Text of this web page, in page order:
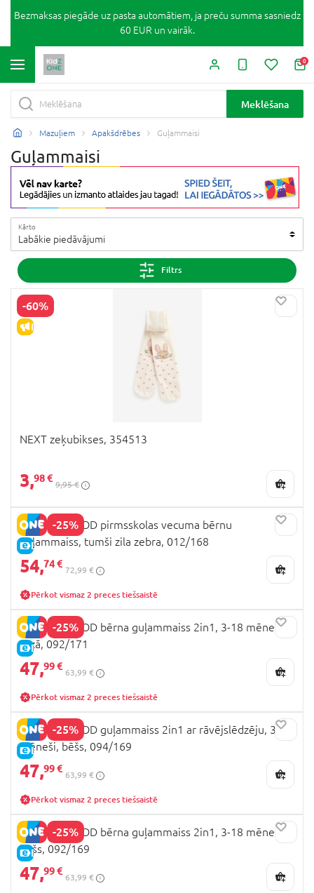
Bezmaksas piegāde uz pasta automātiem, ja preču summa sasniedz
60 EUR un vairāk.
0
Meklēšana
Mazuļiem Apakšdrēbes Guļammaisi
Guļammaisi
Kārto
Labākie piedāvājumi
Filtrs
-60%
IZPĀRDOŠANA
NEXT zeķubikses, 354513
3,98 €
9,95 €
-25%
E-CENA
MOTHERHOOD pirmsskolas vecuma bērnu
guļammaiss, tumši zila zebra, 012/168
54,74 €
72,99 €
Pērkot vismaz 2 preces tiešsaistē
-25%
E-CENA
MOTHERHOOD bērna guļammaiss 2in1, 3-18 mēneši,
rozā, 092/171
47,99 €
63,99 €
Pērkot vismaz 2 preces tiešsaistē
-25%
E-CENA
MOTHERHOOD guļammaiss 2in1 ar rāvējslēdzēju, 3-18
mēneši, bēšs, 094/169
47,99 €
63,99 €
Pērkot vismaz 2 preces tiešsaistē
-25%
E-CENA
MOTHERHOOD bērna guļammaiss 2in1, 3-18 mēneši,
bēšs, 092/169
47,99 €
63,99 €